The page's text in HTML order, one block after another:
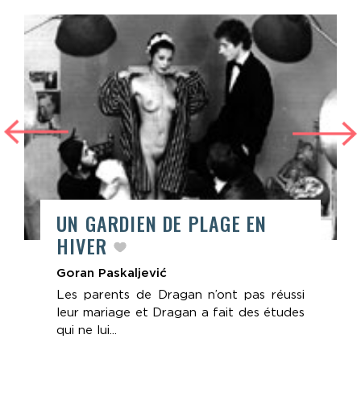
UN GARDIEN DE PLAGE EN
HIVER
Goran Paskaljević
Les parents de Dragan n’ont pas réussi
leur mariage et Dragan a fait des études
qui ne lui...